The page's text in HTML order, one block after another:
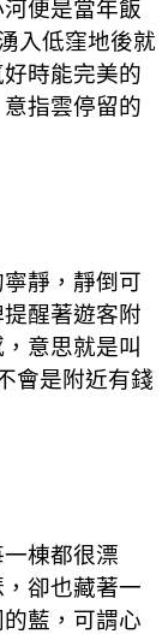
便是當年飯
入低窪地後就
時能完美的
指雲停留的
靜，靜倒可
醒著遊客附
意思就是叫
會是附近有錢
棟都很漂
卻也藏著一
藍，可謂心